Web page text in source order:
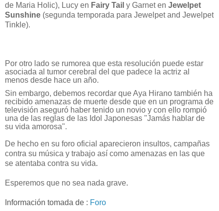
de Maria Holic), Lucy en Fairy Tail y Garnet en Jewelpet
Sunshine (segunda temporada para Jewelpet and Jewelpet
Tinkle).
Por otro lado se rumorea que esta resolución puede estar
asociada al tumor cerebral del que padece la actriz al
menos desde hace un año.
Sin embargo, debemos recordar que Aya Hirano también ha
recibido amenazas de muerte desde que en un programa de
televisión aseguró haber tenido un novio y con ello rompió
una de las reglas de las Idol Japonesas "Jamás hablar de
su vida amorosa".
De hecho en su foro oficial aparecieron insultos, campañas
contra su música y trabajo así como amenazas en las que
se atentaba contra su vida.
Esperemos que no sea nada grave.
Información tomada de : Foro